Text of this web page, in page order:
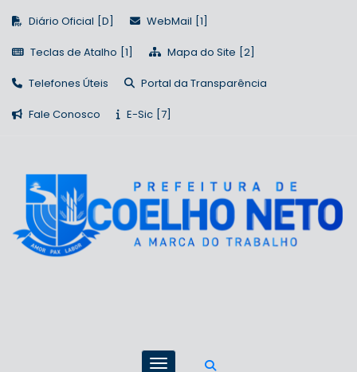
Diário Oficial WebMail
Teclas de Atalho Mapa do Site
Telefones Úteis Portal da Transparência
Fale Conosco E-Sic